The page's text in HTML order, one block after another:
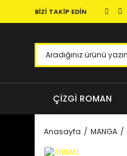
BİZİ TAKİP EDİN
ÇİZGİ ROMAN
Anasayfa MANGA